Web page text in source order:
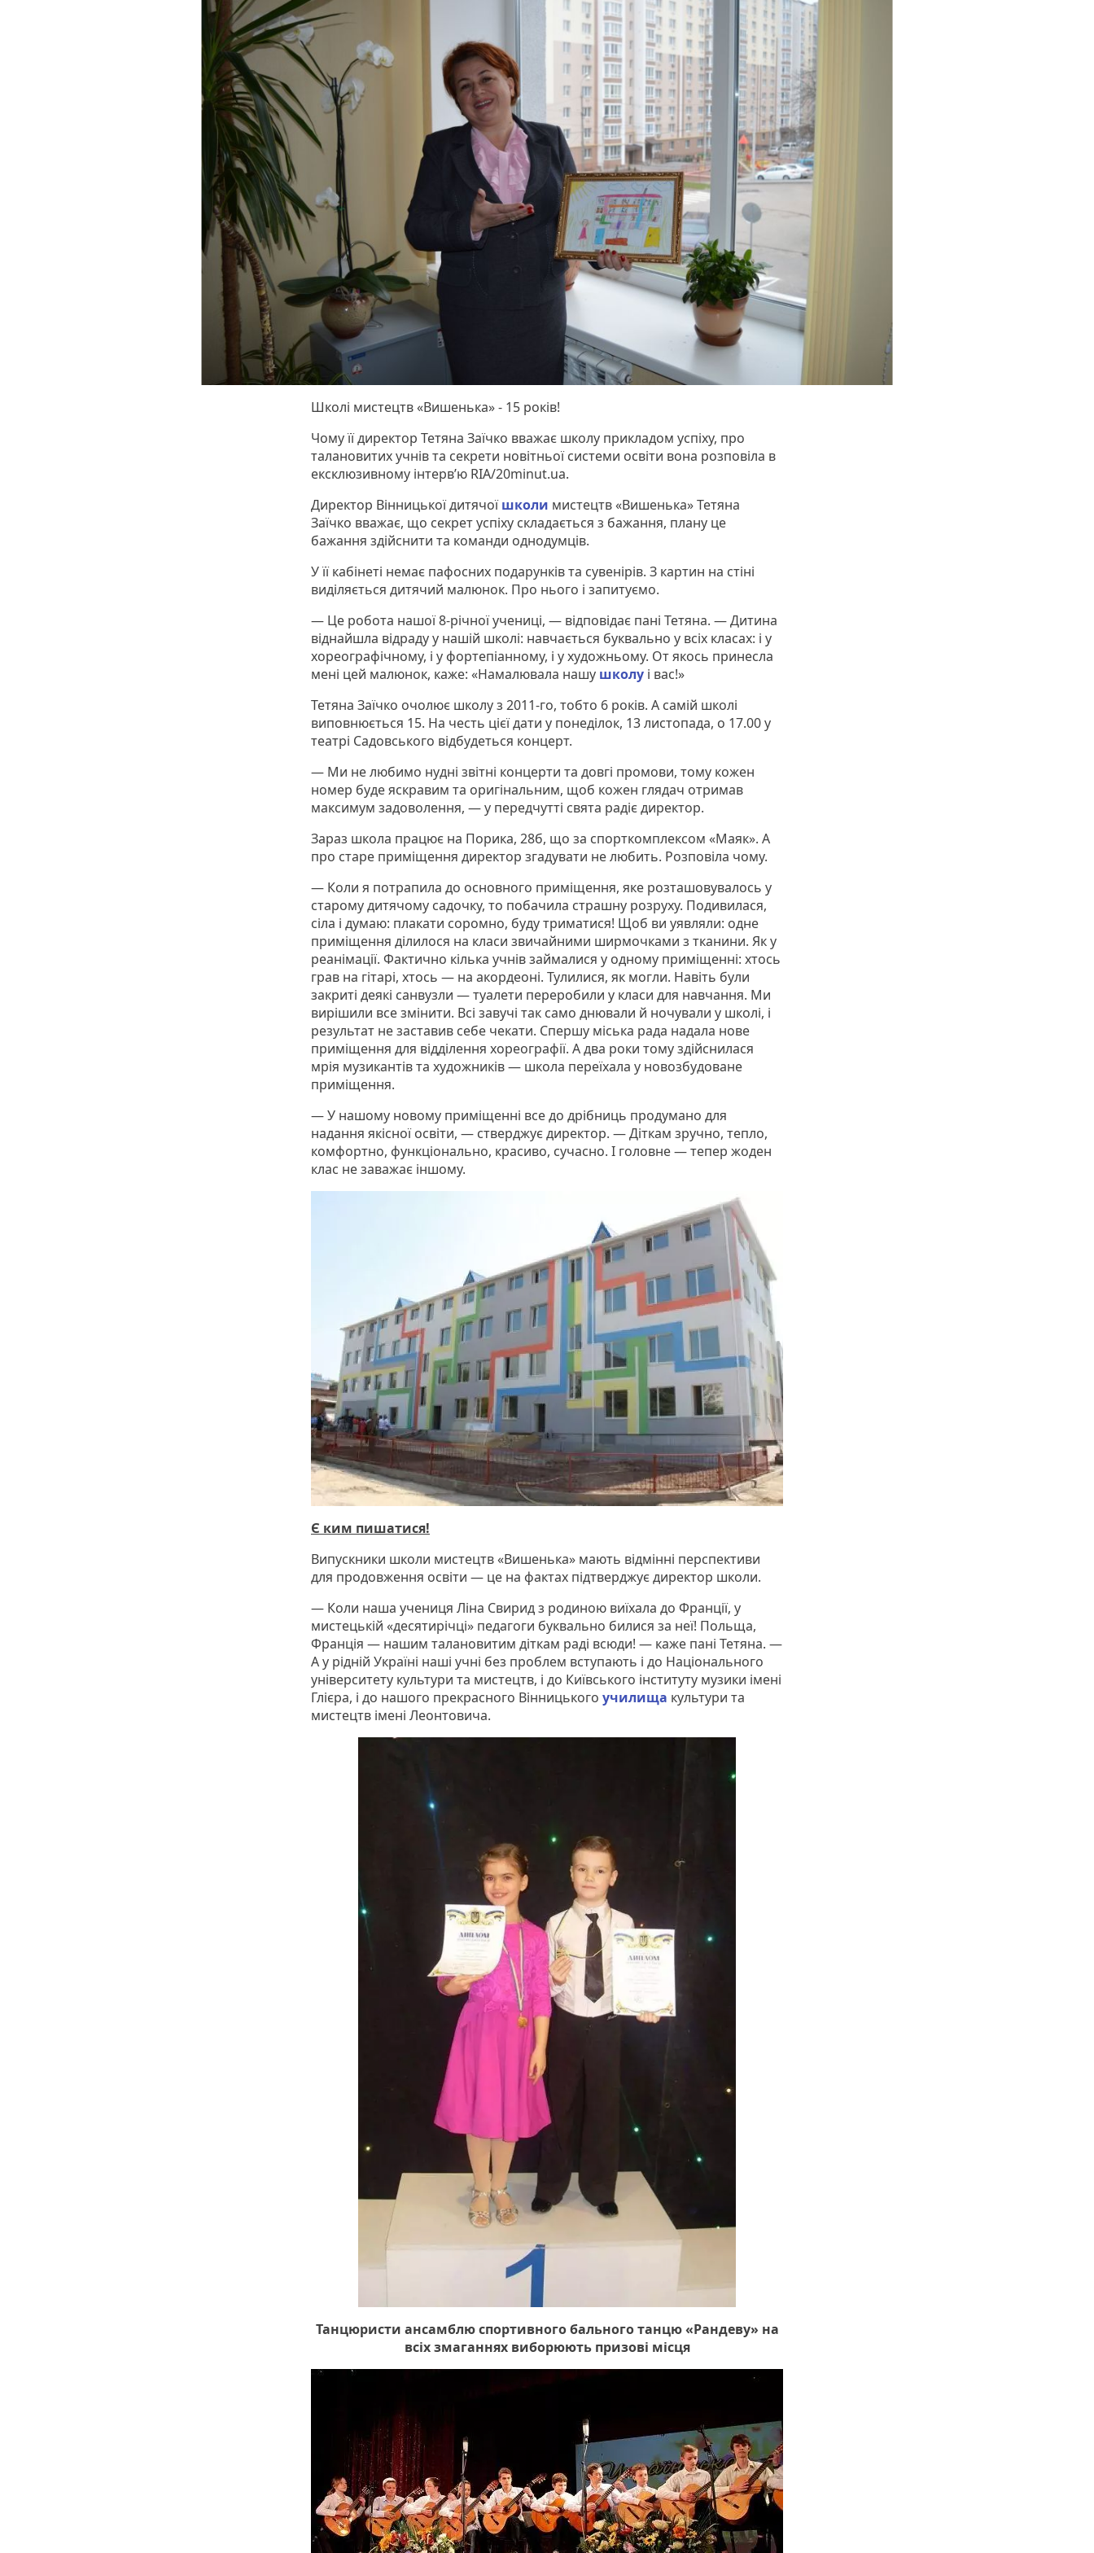
Школі мистецтв «Вишенька» - 15 років!
Чому її директор Тетяна Заїчко вважає школу прикладом успіху, про
талановитих учнів та секрети новітньої системи освіти вона розповіла в
ексклюзивному інтерв’ю RIA/20minut.ua.
Директор Вінницької дитячоїшколи мистецтв «Вишенька» Тетяна
Заїчко вважає, що секрет успіху складається з бажання, плану це
бажання здійснити та команди однодумців.
У її кабінеті немає пафосних подарунків та сувенірів. З картин на стіні
виділяється дитячий малюнок. Про нього і запитуємо.
— Це робота нашої 8-річної учениці, — відповідає пані Тетяна. — Дитина
віднайшла відраду у нашій школі: навчається буквально у всіх класах: і у
хореографічному, і у фортепіанному, і у художньому. От якось принесла
мені цей малюнок, каже: «Намалювала нашу школу і вас!»
Тетяна Заїчко очолює школу з 2011-го, тобто 6 років. А самій школі
виповнюється 15. На честь цієї дати у понеділок, 13 листопада, о 17.00 у
театрі Садовського відбудеться концерт.
— Ми не любимо нудні звітні концерти та довгі промови, тому кожен
номер буде яскравим та оригінальним, щоб кожен глядач отримав
максимум задоволення, — у передчутті свята радіє директор.
Зараз школа працює на Порика, 28б, що за спорткомплексом «Маяк». А
про старе приміщення директор згадувати не любить. Розповіла чому.
— Коли я потрапила до основного приміщення, яке розташовувалось у
старому дитячому садочку, то побачила страшну розруху. Подивилася,
сіла і думаю: плакати соромно, буду триматися! Щоб ви уявляли: одне
приміщення ділилося на класи звичайними ширмочками з тканини. Як у
реанімації. Фактично кілька учнів займалися у одному приміщенні: хтось
грав на гітарі, хтось — на акордеоні. Тулилися, як могли. Навіть були
закриті деякі санвузли — туалети переробили у класи для навчання. Ми
вирішили все змінити. Всі завучі так само днювали й ночували у школі, і
результат не заставив себе чекати. Спершу міська рада надала нове
приміщення для відділення хореографії. А два роки тому здійснилася
мрія музикантів та художників — школа переїхала у новозбудоване
приміщення.
— У нашому новому приміщенні все до дрібниць продумано для
надання якісної освіти, — стверджує директор. — Діткам зручно, тепло,
комфортно, функціонально, красиво, сучасно. І головне — тепер жоден
клас не заважає іншому.
Є ким пишатися!
Випускники школи мистецтв «Вишенька» мають відмінні перспективи
для продовження освіти — це на фактах підтверджує директор школи.
— Коли наша учениця Ліна Свирид з родиною виїхала до Франції, у
мистецькій «десятирічці» педагоги буквально билися за неї! Польща,
Франція — нашим талановитим діткам раді всюди! — каже пані Тетяна. —
А у рідній Україні наші учні без проблем вступають і до Національного
університету культури та мистецтв, і до Київського інституту музики імені
Глієра, і до нашого прекрасного Вінницького училища культури та
мистецтв імені Леонтовича.
Танцюристи ансамблю спортивного бального танцю «Рандеву» на
всіх змаганнях виборюють призові місця